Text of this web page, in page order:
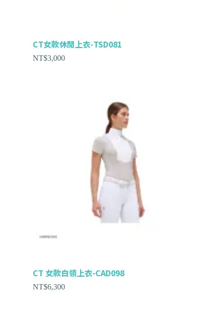
CT女款休閒上衣-TSD081
NT$3,000
CT 女款白領上衣-CAD098
NT$6,300